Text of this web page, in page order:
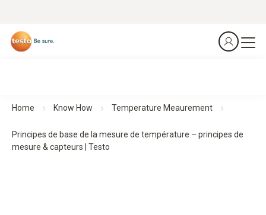
Home Know How Temperature Meaurement
Principes de base de la mesure de température – principes de
mesure & capteurs | Testo